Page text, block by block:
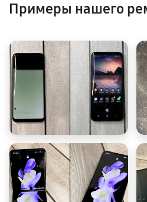
Примеры нашего